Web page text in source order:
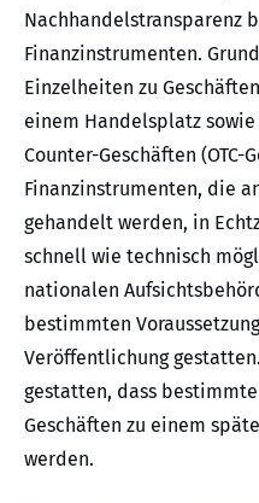
Nachhandelstransparenz
Finanzinstrumenten.
Einzelheiten zu
einem Handelsplatz
Counter-Geschäften (OTC-
Finanzinstrumenten, die
gehandelt werden, in
schnell wie technisch
nationalen
bestimmten
Veröffentlichung
gestatten, dass
Geschäften zu einem
werden.